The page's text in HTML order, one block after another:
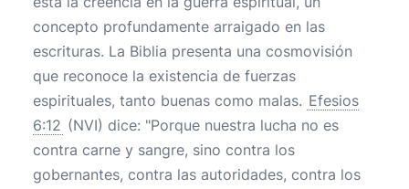
concepto profundamente arraigado en las
escrituras. La Biblia presenta una cosmovisión
que reconoce la existencia de fuerzas
espirituales, tanto buenas como malas. Efesios
6:12 (NVI) dice: "Porque nuestra lucha no es
contra carne y sangre, sino contra los
gobernantes, contra las autoridades, contra los